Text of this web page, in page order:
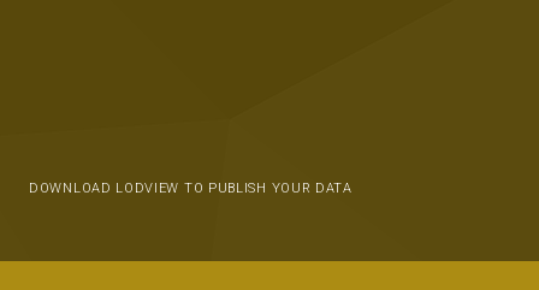
DOWNLOAD LODVIEW TO PUBLISH YOUR DATA